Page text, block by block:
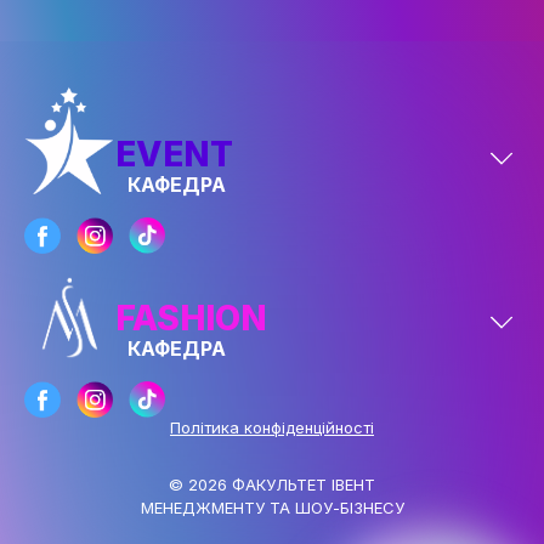
EVENT
КАФЕДРА
FASHION
КАФЕДРА
Політика конфіденційності
© 2026 ФАКУЛЬТЕТ ІВЕНТ
МЕНЕДЖМЕНТУ ТА ШОУ-БІЗНЕСУ